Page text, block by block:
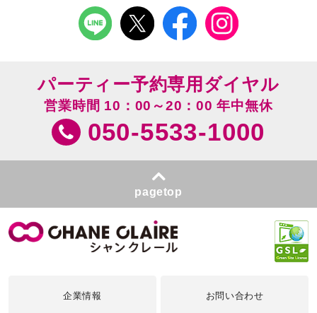
パーティー予約専用ダイヤル
営業時間 10：00～20：00 年中無休
050-5533-1000
pagetop
企業情報 お問い合わせ